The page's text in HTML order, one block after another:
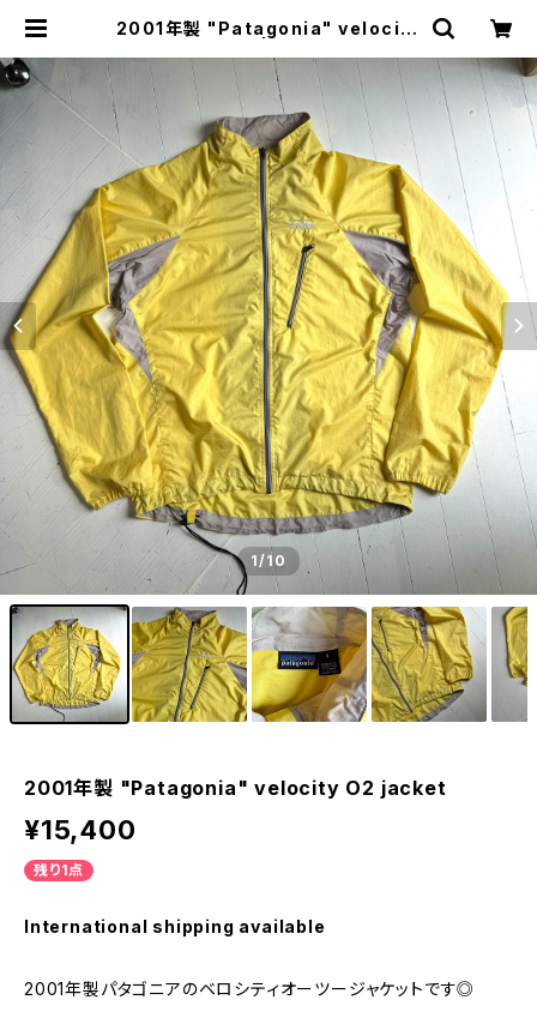
2001年製 "Patagonia" velocity
1/10
2001年製 "Patagonia" velocity O2 jacket
¥15,400
残り1点
International shipping available
2001年製パタゴニアのベロシティオーツージャケットです◎